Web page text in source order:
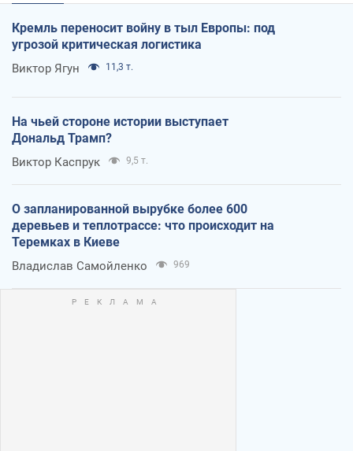
Кремль переносит войну в тыл Европы: под
угрозой критическая логистика
Виктор Ягун 11,3 т.
На чьей стороне истории выступает
Дональд Трамп?
Виктор Каспрук 9,5 т.
О запланированной вырубке более 600
деревьев и теплотрассе: что происходит на
Теремках в Киеве
Владислав Самойленко 969